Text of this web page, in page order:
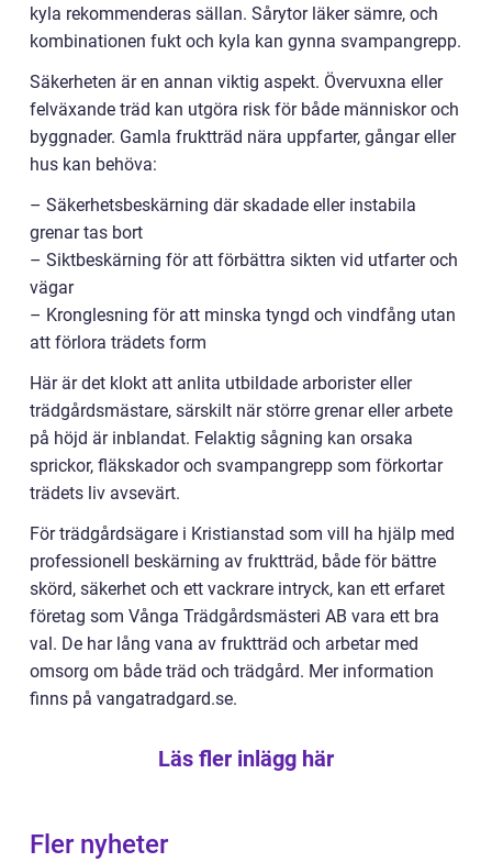
kyla rekommenderas sällan. Sårytor läker sämre, och
kombinationen fukt och kyla kan gynna svampangrepp.
Säkerheten är en annan viktig aspekt. Övervuxna eller
felväxande träd kan utgöra risk för både människor och
byggnader. Gamla fruktträd nära uppfarter, gångar eller
hus kan behöva:
– Säkerhetsbeskärning där skadade eller instabila
grenar tas bort
– Siktbeskärning för att förbättra sikten vid utfarter och
vägar
– Kronglesning för att minska tyngd och vindfång utan
att förlora trädets form
Här är det klokt att anlita utbildade arborister eller
trädgårdsmästare, särskilt när större grenar eller arbete
på höjd är inblandat. Felaktig sågning kan orsaka
sprickor, fläkskador och svampangrepp som förkortar
trädets liv avsevärt.
För trädgårdsägare i Kristianstad som vill ha hjälp med
professionell beskärning av fruktträd, både för bättre
skörd, säkerhet och ett vackrare intryck, kan ett erfaret
företag som Vånga Trädgårdsmästeri AB vara ett bra
val. De har lång vana av fruktträd och arbetar med
omsorg om både träd och trädgård. Mer information
finns på vangatradgard.se.
Läs fler inlägg här
Fler nyheter